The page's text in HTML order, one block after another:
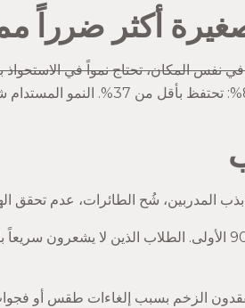
أكثر ضرراً
المدربين، شُح الطائرات، عدم تحقق
التسرب يتركز في الأيام الـ30-90 الأولى. الطلاب الذين
الزخم بسبب إلغاءات طقس أو